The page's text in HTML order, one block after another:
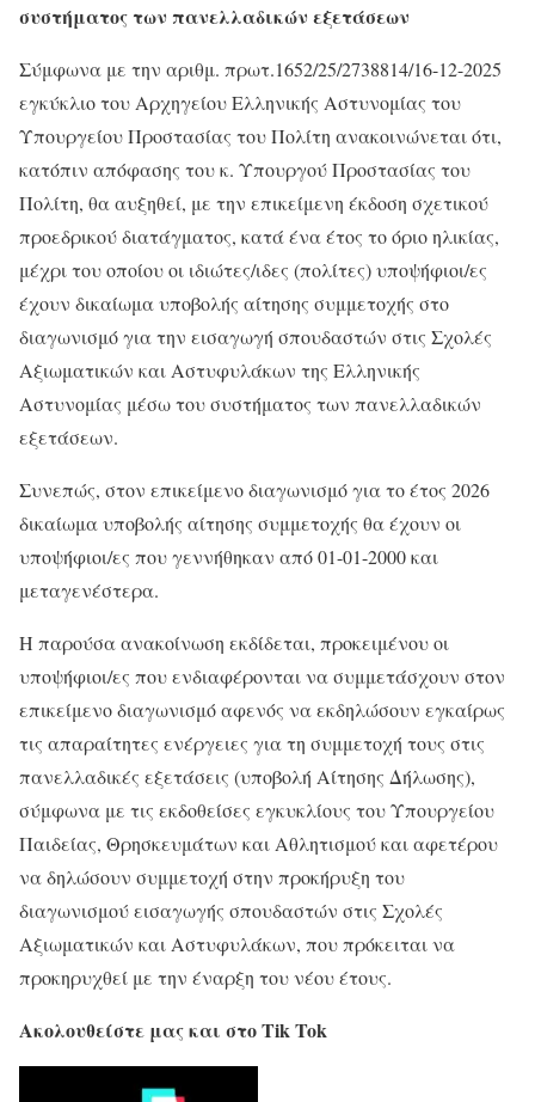
συστήματος των πανελλαδικών εξετάσεων
Σύμφωνα με την αριθμ. πρωτ.1652/25/2738814/16-12-2025
εγκύκλιο του Αρχηγείου Ελληνικής Αστυνομίας του
Υπουργείου Προστασίας του Πολίτη ανακοινώνεται ότι,
κατόπιν απόφασης του κ. Υπουργού Προστασίας του
Πολίτη, θα αυξηθεί, με την επικείμενη έκδοση σχετικού
προεδρικού διατάγματος, κατά ένα έτος το όριο ηλικίας,
μέχρι του οποίου οι ιδιώτες/ιδες (πολίτες) υποψήφιοι/ες
έχουν δικαίωμα υποβολής αίτησης συμμετοχής στο
διαγωνισμό για την εισαγωγή σπουδαστών στις Σχολές
Αξιωματικών και Αστυφυλάκων της Ελληνικής
Αστυνομίας μέσω του συστήματος των πανελλαδικών
εξετάσεων.
Συνεπώς, στον επικείμενο διαγωνισμό για το έτος 2026
δικαίωμα υποβολής αίτησης συμμετοχής θα έχουν οι
υποψήφιοι/ες που γεννήθηκαν από 01-01-2000 και
μεταγενέστερα.
Η παρούσα ανακοίνωση εκδίδεται, προκειμένου οι
υποψήφιοι/ες που ενδιαφέρονται να συμμετάσχουν στον
επικείμενο διαγωνισμό αφενός να εκδηλώσουν εγκαίρως
τις απαραίτητες ενέργειες για τη συμμετοχή τους στις
πανελλαδικές εξετάσεις (υποβολή Αίτησης Δήλωσης),
σύμφωνα με τις εκδοθείσες εγκυκλίους του Υπουργείου
Παιδείας, Θρησκευμάτων και Αθλητισμού και αφετέρου
να δηλώσουν συμμετοχή στην προκήρυξη του
διαγωνισμού εισαγωγής σπουδαστών στις Σχολές
Αξιωματικών και Αστυφυλάκων, που πρόκειται να
προκηρυχθεί με την έναρξη του νέου έτους.
Ακολουθείστε μας και στο Tik Tok